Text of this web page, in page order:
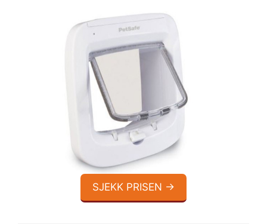
SJEKK PRISEN →